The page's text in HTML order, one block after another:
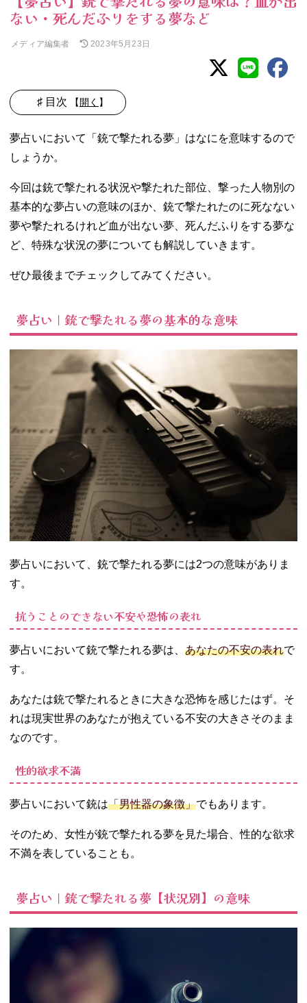
ない・死んだふりをする夢など
メディア編集者 2023年5月23日
♯ 目次 【開く 】
撃たれる夢の基
本的な意味
のできない
不安や恐怖
の表れ
− 性的欲求
不満
02. 夢占い｜銃で
− 銃で撃た
れても死な
ない夢
− 銃で撃た
れても血が
出ない夢
− 銃で撃た
れそうなと
きに死んだ
ふりをする
夢
03. 夢占い｜銃で
撃たれる夢【場
所別】の意味
− 【頭】を
撃たれる夢
撃たれる夢
撃たれる夢
夢
− 【腕】を
撃たれる夢
撃たれる夢
撃たれる夢【撃
意味
− 知り合い
− 知らない
人に銃で撃
たれる夢
− 自分自身
を銃で撃つ
05. 夢占い｜銃で
夢占いにおいて「銃で撃たれる夢」はなにを意味するので
しょうか。
今回は銃で撃たれる状況や撃たれた部位、撃った人物別の
基本的な夢占いの意味のほか、銃で撃たれたのに死なない
夢や撃たれるけれど血が出ない夢、死んだふりをする夢な
ど、特殊な状況の夢についても解説していきます。
ぜひ最後までチェックしてみてください。
夢占い｜銃で撃たれる夢の基本的な意味
夢占いにおいて、銃で撃たれる夢には2つの意味がありま
す。
抗うことのできない不安や恐怖の表れ
夢占いにおいて銃で撃たれる夢は、 あなたの不安の表れで
す。
あなたは銃で撃たれるときに大きな恐怖を感じたはず。そ
れは現実世界のあなたが抱えている不安の大きさそのまま
なのです。
性的欲求不満
夢占いにおいて銃は「男性器の象徴」でもあります。
そのため、女性が銃で撃たれる夢を見た場合、性的な欲求
不満を表していることも。
夢占い｜銃で撃たれる夢【状況別】の意味